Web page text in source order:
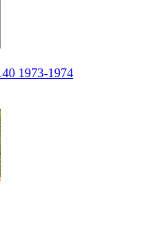
1973-1974